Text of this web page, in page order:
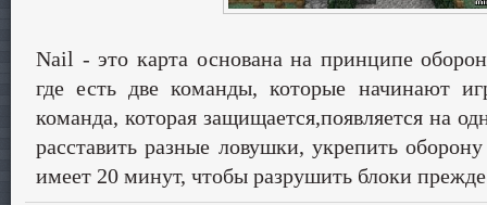
Nail - это карта основана на принципе
где есть две команды, которые начинают
команда, которая защищается,появляется на
расставить разные ловушки, укрепить
имеет 20 минут, чтобы разрушить блоки